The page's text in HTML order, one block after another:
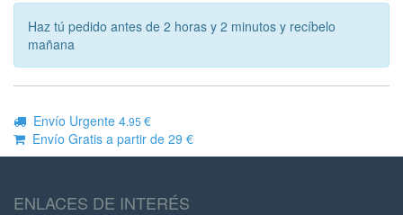
Haz tú pedido antes de 2 horas y 2 minutos y recíbelo
mañana
Envío Urgente 4.95 €
Envío Gratis a partir de 29 €
ENLACES DE INTERÉS